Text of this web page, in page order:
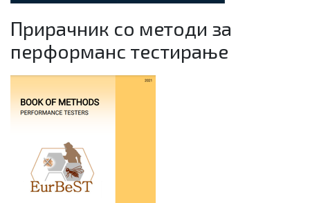
Прирачник со методи за
перформанс тестирање